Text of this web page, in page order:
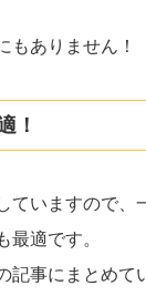
もありません！
！
ていますので、
最適です。
記事にまとめて